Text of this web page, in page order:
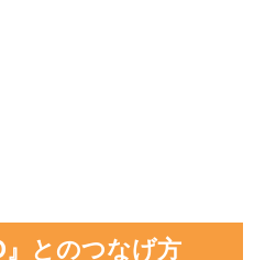
』とのつなげ方